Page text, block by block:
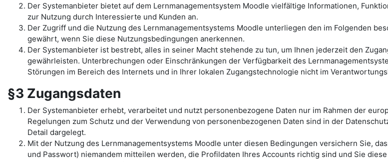
Der Systemanbieter bietet auf dem Lernmanagementsystem Moodle vielfältige Informationen,
zur Nutzung durch Interessierte und Kunden an.
Der Zugriff und die Nutzung des Lernmanagementsystems Moodle unterliegen den im Folgenden
gewährt, wenn Sie diese Nutzungsbedingungen anerkennen.
Der Systemanbieter ist bestrebt, alles in seiner Macht stehende zu tun, um Ihnen jederzeit den
gewährleisten. Unterbrechungen oder Einschränkungen der Verfügbarkeit des
Störungen im Bereich des Internets und in Ihrer lokalen Zugangstechnologie nicht im
§3 Zugangsdaten
Der Systemanbieter erhebt, verarbeitet und nutzt personenbezogene Daten nur im Rahmen der
Regelungen zum Schutz und der Verwendung von personenbezogenen Daten sind in der
Detail dargelegt.
Mit der Nutzung des Lernmanagementsystems Moodle unter diesen Bedingungen versichern Sie,
und Passwort) niemandem mitteilen werden, die Profildaten Ihres Accounts richtig sind und Sie